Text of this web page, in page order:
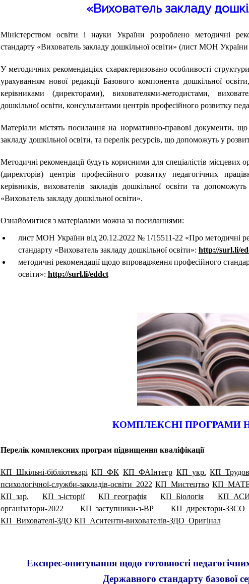
«Вихователь закладу
Міністерством освіти і науки України розроблено методичні
стандарту «Вихователь закладу дошкільної освіти» (лист МОН
У методичних рекомендаціях схарактеризовано особливості
урахуванням нової редакції Базового компонента дошкільної
керівниками (директорами), вихователями-методистами,
дошкільної освіти, консультантами центрів професійного розвитку
Матеріали містять посилання на нормативно-правові документи,
закладу дошкільної освіти, та перелік ресурсів, що допоможуть у
Методичні рекомендації будуть корисними для спеціалістів місцевих
(директорів) центрів професійного розвитку педагогічних
керівників, вихователів закладів дошкільної освіти та
«Вихователь закладу дошкільної освіти».
Ознайомитися з матеріалами можна за посиланнями:
лист МОН України від 20.12.2022 № 1/15511-22 «Про методичні
стандарту «Вихователь закладу дошкільної освіти»: http://surl.li/
методичні рекомендації щодо впровадження професійного
освіти»: http://surl.li/eddct
КОМПЛЕКСНІ ПРОГРАМИ
Перелік комплексних програм підвищення кваліфікації
КП_Шкільні-бібліотекарі КП_ФК КП_ФАІнтегр КП_укр.
психологічної-служби-закладів-освіти_2022 КП_Мистецтво
КП_зар.
КП_з-історії КП_географія КП_Біологія
організатори-2022
КП_заступники-з-ВР КП_директори-ЗЗСО
КП_Вихователі-ЗДО КП_Аситенти-вихователів-ЗДО_Оригінал
Експрес-опитування щодо готовності
Державного стандарту базової